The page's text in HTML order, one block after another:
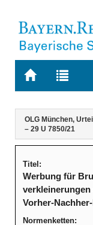
Zur
Zur
Inhalt
OLG München,
– 29 U 7850/21
Titel:
Werbung für
Vorher-
Normenketten: